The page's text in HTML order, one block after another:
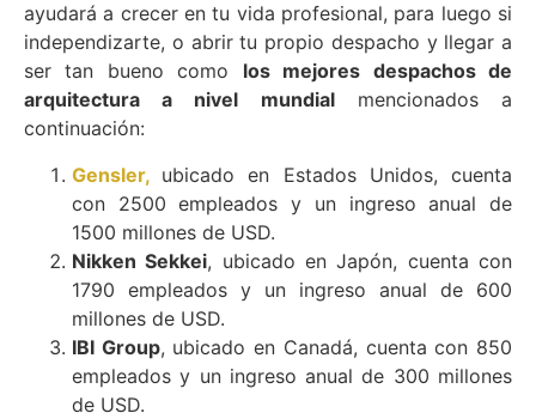
ayudará a crecer en tu vida profesional, para luego si
independizarte, o abrir tu propio despacho y llegar a
ser tan bueno como los mejores despachos de
arquitectura a nivel mundialmencionados a
continuación:
Gensler, ubicado en Estados Unidos, cuenta
con 2500 empleados y un ingreso anual de
1500 millones de USD.
Nikken Sekkei, ubicado en Japón, cuenta con
1790 empleados y un ingreso anual de 600
millones de USD.
IBI Group, ubicado en Canadá, cuenta con 850
empleados y un ingreso anual de 300 millones
de USD.